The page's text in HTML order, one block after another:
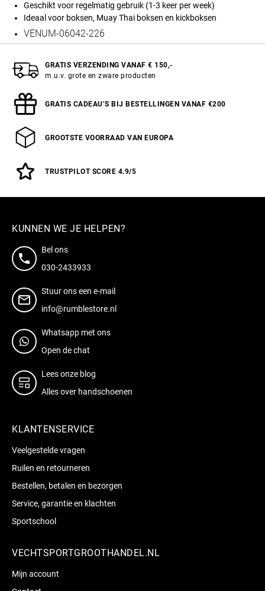
Geschikt voor regelmatig gebruik (1-3 keer per week)
Ideaal voor boksen, Muay Thai boksen en kickboksen
VENUM-06042-226
GRATIS VERZENDING VANAF € 150,-
m.u.v. grote en zware producten
GRATIS CADEAU’S BIJ BESTELLINGEN VANAF €200
GROOTSTE VOORRAAD VAN EUROPA
TRUSTPILOT SCORE 4.9/5
KUNNEN WE JE HELPEN?
Bel ons
030-2433933
Stuur ons een e-mail
info@rumblestore.nl
Whatsapp met ons
Open de chat
Lees onze blog
Alles over handschoenen
KLANTENSERVICE
Veelgestelde vragen
Ruilen en retourneren
Bestellen, betalen en bezorgen
Service, garantie en klachten
Sportschool
VECHTSPORTGROOTHANDEL.NL
Mijn account